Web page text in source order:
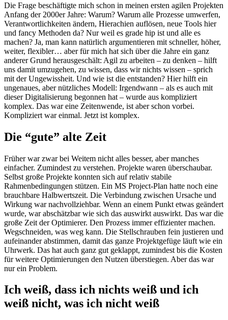
Die Frage beschäftigte mich schon in meinen ersten agilen Projekten
Anfang der 2000er Jahre: Warum? Warum alle Prozesse umwerfen,
Verantwortlichkeiten ändern, Hierachien auflösen, neue Tools hier
und fancy Methoden da? Nur weil es grade hip ist und alle es
machen? Ja, man kann natürlich argumentieren mit schneller, höher,
weiter, flexibler… aber für mich hat sich über die Jahre ein ganz
anderer Grund herausgeschält: Agil zu arbeiten – zu denken – hilft
uns damit umzugehen, zu wissen, dass wir nichts wissen – sprich
mit der Ungewissheit. Und wie ist die entstanden? Hier hilft ein
ungenaues, aber nützliches Modell: Irgendwann – als es auch mit
dieser Digitalisierung begonnen hat – wurde aus kompliziert
komplex. Das war eine Zeitenwende, ist aber schon vorbei.
Kompliziert war einmal. Jetzt ist komplex.
Die “gute” alte Zeit
Früher war zwar bei Weitem nicht alles besser, aber manches
einfacher. Zumindest zu verstehen. Projekte waren überschaubar.
Selbst große Projekte konnten sich auf relativ stabile
Rahmenbedingungen stützen. Ein MS Project-Plan hatte noch eine
brauchbare Halbwertszeit. Die Verbindung zwischen Ursache und
Wirkung war nachvollziehbar. Wenn an einem Punkt etwas geändert
wurde, war abschätzbar wie sich das auswirkt auswirkt. Das war die
große Zeit der Optimierer. Den Prozess immer effizienter machen.
Wegschneiden, was weg kann. Die Stellschrauben fein justieren und
aufeinander abstimmen, damit das ganze Projektgefüge läuft wie ein
Uhrwerk. Das hat auch ganz gut geklappt, zumindest bis die Kosten
für weitere Optimierungen den Nutzen überstiegen. Aber das war
nur ein Problem.
Ich weiß, dass ich nichts weiß und ich
weiß nicht, was ich nicht weiß